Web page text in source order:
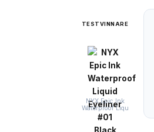
TESTVINNARE
NYX Epic Ink
Waterproof Liqu